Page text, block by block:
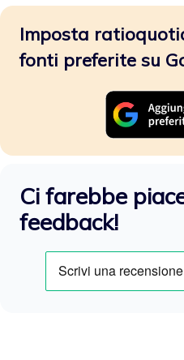
Imposta
fonti preferite su
Ci farebbe
feedback!